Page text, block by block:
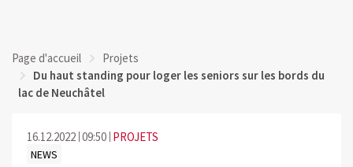
Page d'accueil
Projets
Du haut standing pour loger les seniors sur les bords du
lac de Neuchâtel
16.12.2022 09:50 PROJETS
NEWS